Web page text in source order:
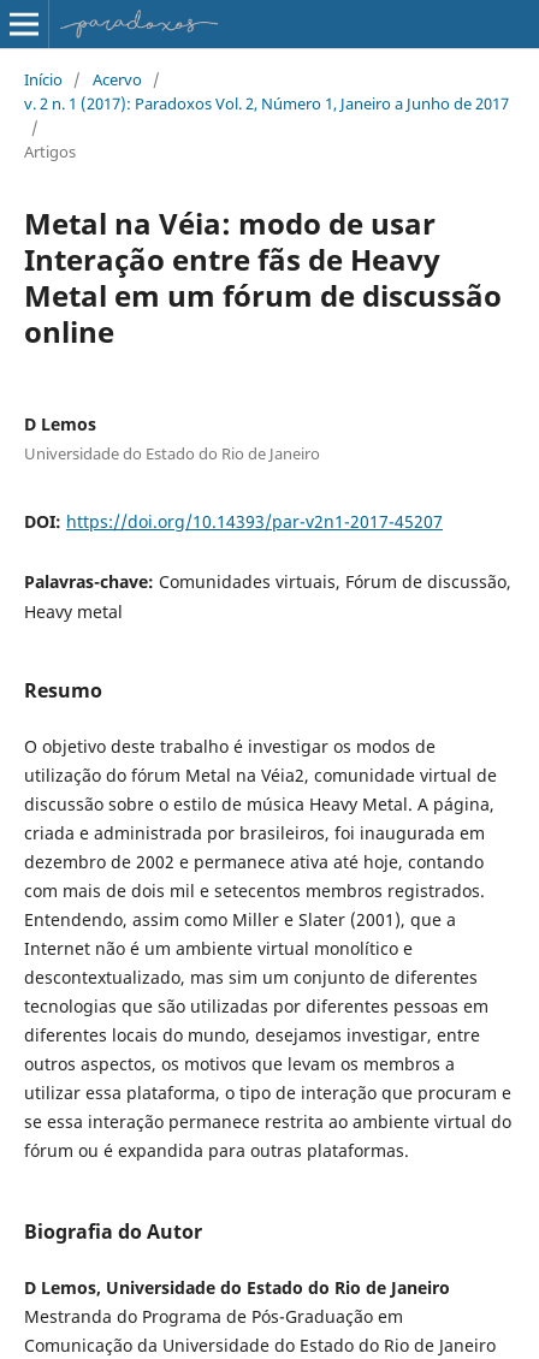
Início / Acervo /
v. 2 n. 1 (2017): Paradoxos Vol. 2, Número 1, Janeiro a Junho de 2017
/
Artigos
Metal na Véia: modo de usar
Interação entre fãs de Heavy
Metal em um fórum de discussão
online
D Lemos
Universidade do Estado do Rio de Janeiro
DOI: https://doi.org/10.14393/par-v2n1-2017-45207
Palavras-chave: Comunidades virtuais, Fórum de discussão,
Heavy metal
Resumo
O objetivo deste trabalho é investigar os modos de
utilização do fórum Metal na Véia2, comunidade virtual de
discussão sobre o estilo de música Heavy Metal. A página,
criada e administrada por brasileiros, foi inaugurada em
dezembro de 2002 e permanece ativa até hoje, contando
com mais de dois mil e setecentos membros registrados.
Entendendo, assim como Miller e Slater (2001), que a
Internet não é um ambiente virtual monolítico e
descontextualizado, mas sim um conjunto de diferentes
tecnologias que são utilizadas por diferentes pessoas em
diferentes locais do mundo, desejamos investigar, entre
outros aspectos, os motivos que levam os membros a
utilizar essa plataforma, o tipo de interação que procuram e
se essa interação permanece restrita ao ambiente virtual do
fórum ou é expandida para outras plataformas.
Biografia do Autor
D Lemos, Universidade do Estado do Rio de Janeiro
Mestranda do Programa de Pós-Graduação em
Comunicação da Universidade do Estado do Rio de Janeiro